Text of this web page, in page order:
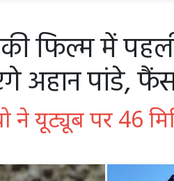
फिल्म में पहली
अहान पांडे,
ने यूट्यूब पर 46